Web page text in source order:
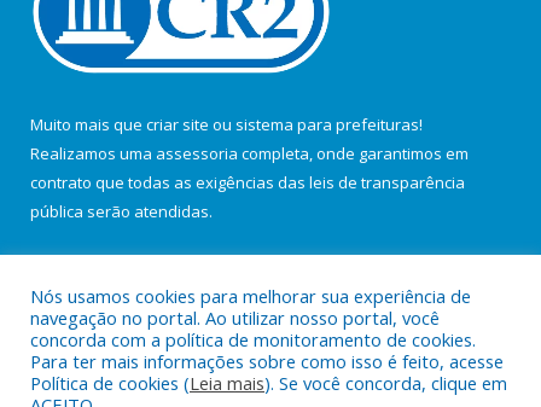
Muito mais que criar site ou sistema para prefeituras!
Realizamos uma assessoria completa, onde garantimos em
contrato que todas as exigências das leis de transparência
pública serão atendidas.
Todos os direitos reservados a Câmara Municipal de Salvaterra.
Nós usamos cookies para melhorar sua experiência de
navegação no portal. Ao utilizar nosso portal, você
concorda com a política de monitoramento de cookies.
Para ter mais informações sobre como isso é feito, acesse
Política de cookies (Leia mais). Se você concorda, clique em